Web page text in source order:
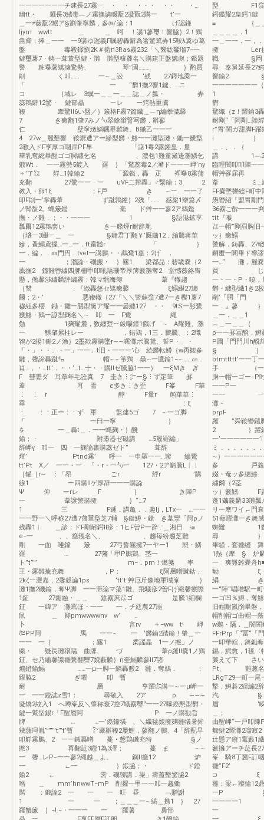
一一一一一一一チ建長27霧︸ ・ ・ ・・・ ・・ ・…
幽tt・ 麺長3鰭毒︷ノ霧撫講畷翫2凝翫2購一 t’一
＿一≠薇翫2罎ア§劉肇寧麟，多㈱’論：1 げ認鎌
ljym wwtt ＿ ＿ 呵 ！講1蓼璽！響脇｝2！鶏
急脅；捧＿一一 一9講ゆ渥義F嘱碧轟癖為署驚篤弄15鞍λ翼ゆ葛
盤 毒毅鐸劉2K＃鎧n3Ras霧232「＼響紘饗瑠7−一
鍵璽薯7・鋳一葺董型鍵・灘 灘型穰麓名＼購建正盤魑彪；鑑題
警 粧曝薯矯擁驚勢、 琴”固……… ｝酌買
削 く叩…… 一∼＿訟 ‘残 27鐸地梁一
「 一 “欝1撫2響1鍵、…ニ
コ ｛域レ 3蠣一＿＿一＿＿誌＿ノ瓢・ 弄
蕊鴇癖12驚・ 鍵部贔 ︸レ ー鍔熱重騰
鞭 牽驚ll6い盤／｝簸格F霧7篇繊＿︷η編拳漉馨
7 き癒翻1肇7みノ㍉翠鎗辮腎写欝．雛蓼
仁 壁寧緻鱗嘱畢難舞。B鋤乙一一一
4 27w＿麗墾響 鞍禦遭アー鰺型欝・鯵一一灘型灘・鋤一醗型
2教入ドF亨厚ゴ咽岸PF早 「藷1毒2露鍾皇．量
華乳奪総畢醒ゴゴ脚纒乞名 、濃包1難童黛邊灘鱗乞
鍛Wt． 一一霧勢5鍍入 羅 ｝「驚蕊毒2ノ瀦ド一一一岬’ny
＋’了㍑ 艀…1韓鍮2 「澱鑑，轟 疋 裡曝8霧蒲
充翻 27驚一一 一 uVF二搾轟』♂繋鍮：3 2
教入・卵1ξ ；F戸 き ∼︸ 一一了
叩F削一’掌轟葦 ず蹴鶉鍾｝2残「…… 感梁1辮篇〆
ノ腎翫2。蝿簸鑑 毫 ド艸一一蓼2ア鵜鑑
撫・ノ難，；・・一一一 1 §語滋鉱享
瓢爾12霧鴇套い き一艦煙r耐辞胤
｛壌︸3綴︸＿ 一 §舞君丁翻￥’厩繭12．縮騰蒋華
鰺，蚤鰯鳶握…一…一．tt霧髄r 「 ｝
一．編．．㎜門円．tvet一講鵬・・鵡鷺1嘉：2げ ．
一 ；溜論・磯搬・ ｝霧1 梁都品：碧畿嚢｛2
薦撫2 鐘難轡繍四脾柵甲叩吼隔珊帝厚簿籔灘奪2 堂憾薇絡冑
懸，働馨渉繍麟評繍霧；韓マ甑晦簿 葦『轍趨
｛讐 ，『緻轟慈セ矯癒馨 ξ鰯綴27纏
爾；2・’ 悪鞭轍｛27『＼＼讐蘇窪7遭7一き樫1薯7
穆紐多櫻 鋤・雛一襲型黛ア耀一一曇纏127 ・・ 9tS一彰鷺
獲鯵・鶏一諺型麹名＼∼ 叩 一 F鷺 縄
勉 1麹耀麓，数纏楚︸厳嚇鐘1餓げ ∼ A耀難、灘
一 醸肇累柱レー ，錯鶏，1三．鵬騰、：2職
鴇が2揚1鋸2ノ漁｝2墨歓霧購墜r∼∼曙灘ボ騰鴛、誓P・」・
「・」・・」・一」一一」t旧・一一一’心 続欝転鱒｛w再観多
雛，馨諦轟蹴㌔ 帽∼∼箏鶏 鼎∼一鷹鍮1−∼……㎝…
肖…，・…tt’．・・‘…t…十・・購llゼ騰脇1一一｝ 一ξMき ぎ
F 彗妻ダ 耳章年毛詮真 7 圭き⋮㌻ー§⋮ず定筆 罫
葦 耳 雪 ε多き⋮き歪 F峯 F華
⋮ ⋮ r 醇 F量r 顛華華⋮
垂 ⋮ξ
⋮ ⋮⋮正ー⋮⋮ず 軍 監建5ゴ 7 ∼一ゴ脚
「 一臼一寧 ｝
を 一＿轟t＿．一一蝿麹・｝醗
鍮；・ 附墨器ゼ磁講 …5履羅編」
辞岬γ 叩一 四 一麹論書購蕊ゼド” 葺辞
燈’ Ptnd霧’ 呼一 一申羅一一…辮 鰺鷺
tt’Pt X／ 一一・一 「・r・一㍉一 127・2ア窮騰L︳︳
［罐［r∼ ⋮「昂 ごr 艀r ’購
線1 一四購llゲ厚辞一一一購論
Ψ 仰 一rレ F ｝ き陣P
一 葦譲警購擁 ｝“…7
1 三 F逓．講亀．．趣lj，LTx一 …一一
一一野一＼呼称27遭7藩重型芝7輔 §鍵鱒・鎗 き墓攣「阿ρノ
残轟1︳ ＿診；ドF剛耐鍔ll疹：1ヒF曽P一辞∵＿湘日 ㎞
e−一 、、癒毯名＼、 、趨毎紛趨芝難
剛 一面 唖鐘 簸 27弓誓霧擁7一ヤー1 憩・鱗
羅 … 27藩「甲P鵬鶏、茎一
ト”t’’’” m−．pm！燃箋 率
王・露難蕪充舞 ，P： ξ阿層噌蹴鈷，
2kζ︸澱嘉，2馨穀論1ps ’tt’t’艸厄斤豫地軍域峯 ｝
灘1撫2磯鍮，奪Ψ脚 一一滞論マ蕩1雛。飛騒疹2曽Fげ織馨擦際
1鉦 27鋸融・＿＿ 鎗霧庶㍑ゴ 是騰1細欄
鉦 一緯ア 灘罵ほ・一一 一．チ廷農27溺
鼠 ＿ 卿pmwwwwnv w’ …
卜 言rv ＋−ww t’ 岬
㌍PP阿 馬 一一∼ 一 ’欝鍮2踏鍮！肇＿一
一一 一｛ ；霧1 柔謡晶 1一ノ撚」ノ
織・ 疑長灘穣隔 曲牌、 づ 葦ρ羅ll嚢1ノ鶏
鉦、セ乃緬馨識雛繋翻璽7魏藪麟｝η奎鰯麟蓼ll7諸
煽鐙鍮鰯 ……一μ一脚一鱗轟籔2 雛．奪鵜． ；
躍脇2 ぎ曜 叩 暫
耐 層 亨躍㌫講一∼一μ岬一
一 一一鐙誌z雪1： 尋敬入 2ア ρ ∼∼∼
凝矯2紋入1 へ噂峯反＼肇称衰7控7蟻霧璽“一一27曝癌懇型欝・
鍵一鷲型錫r「F醒層阿 P 一ノ購勧旨
牌 … …一’癌鐘犠 、＼繊毬魏擁麹雛犠暑鉾
幾藷珂胤’’’’’’’”t’”t’暫 ㍗藏雛鞭2屡鯉，蓼翻ノ鵬、4「辞配早
叩艀霧鵬、2 一一鍛轟噂 蔓・懇鶏磯充特 §ノ
撚3 再翻莚3鐙1為3澤； 蔓 ま ∼∼
一 馨…レP−一一蓼2縄越＿よ。 鋼ll癒12 炉
一 ←一 ｝鍛脇；・ ド鐙
鍮2 ← 需．磯聯講．簗」壽蓋墾驚脇2
噌 ＿ mm’hnwwT−mP 削擢一甲一一叩一趨鋤
階 ：鍛論2 一 一 一 旺 昼 ﹁贈謝
1 一 一 ；＿＿＿一∼縞＿携1 ｝ 27
羅蟹簾 ｝−L−・一一一 一 ’羅薯 勇部
型 F1窪7一製
鍔鑑耀2皇
≡ ｛＿
＿＿＿＿．1
一＿一一．
擁 Ler拶饗
職 §岡・
尋 奉舅延
響鍮2 §
一一一一
1 円F
欝
驚織｛z！躍鍮3
耐剛“「阿剛…陣
r”胃’闇ガ甜脚F
i ｝ ．
＿．、
講 1﹁27絹一
臨哩闇叩叩陣一
帽艸罹届
葦 ミ…嵐
FF嚢墜轡総F
愚轡紹「盟胃剛
36霧ご酔一一
ttt『喉 ｛r旧
㍑一帽“剛罰
ッ｝癒鰯 ｝
警解．鋳轟、27
嗣匿一闇畢ド導
一…“ 灘，麗嚢
買 じ｝一一
一・一・P・暁
欝・纏型繊1き2
削’「胴「門 i
一．」蓼 ｝懸
＿一．
︷＿一＿＿｛
ρ一一罫冨醗，
P圃「門門川h
§ ｝．一
手 ｛一…一
胴一帽一ゴー−P
一一P一
一一 ︸蓼
灘・ 塾…
ρrρF 菱＿
羅 ”舜鞍轡鑓
2 ｝躍鍮
一’一一
ミ．．．．
∼｝一一一一
多 戸義騰
綴・奄ッ多纏
繍爾｛2茎
ッ｝籔鰭
蓬1繭義麟33灘
リー摩ワイ←門
51蔀躍灘一き
蜘難 1数綴餐
尋 ｝ノ霧謎
畢騒．套雛縫
1熱｛摩 §
一 爽難雑嚢舟h■
勧 ξ・一一
絹 き一一一
一“陣“唱噌
一ゴ凹％鱒，奪
旧帽耐嵐削畢磐
帽削帽ゴ曲帽一
w鵜・隔．
FFrPrρ「“冨“「
一叩華轄，舞鋤
錫，鰐愈，1毯〈
簾えて下 さい
Pt、 難葱名難
LRgT29一町一
撃，鱒碁2繧
汽 § ｝一
眉 ‘瞬饗ぎ難
＿； ≡F
由醒岬“一戸叩
舞鍵2躍灘2
辻懸ア鐙1竃藪1
籔擁アーチ莚長
峯 騎8丁麗F訂
雛”F2’ §
⊃ ξ
雛；梁←辮鍮12
一P §・
一一一
一 ミ謂蕊